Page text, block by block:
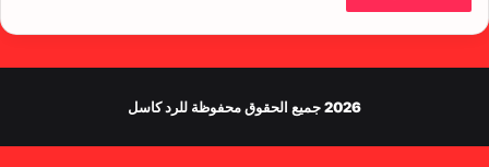
2026 جميع الحقوق محفوظة للرد كاسل